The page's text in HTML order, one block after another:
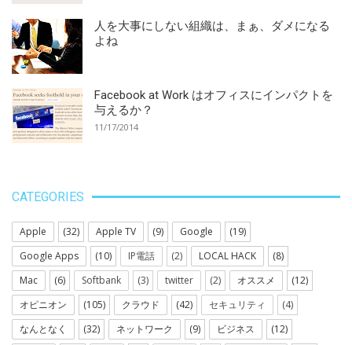
人を大事にしない組織は、まぁ、ダメになる
よね
Facebook at Work はオフィスにインパクトを
与えるか？
11/17/2014
CATEGORIES
Apple (32) Apple TV (9) Google
(19)
Google Apps
(10) IP電話 (2) LOCAL HACK
(8)
Mac
(6) Softbank (3) twitter (2) オススメ
(12)
オピニオン
(105) クラウド (42) セキュリティ
(4)
なんとなく
(32) ネットワーク (9) ビジネス
(12)